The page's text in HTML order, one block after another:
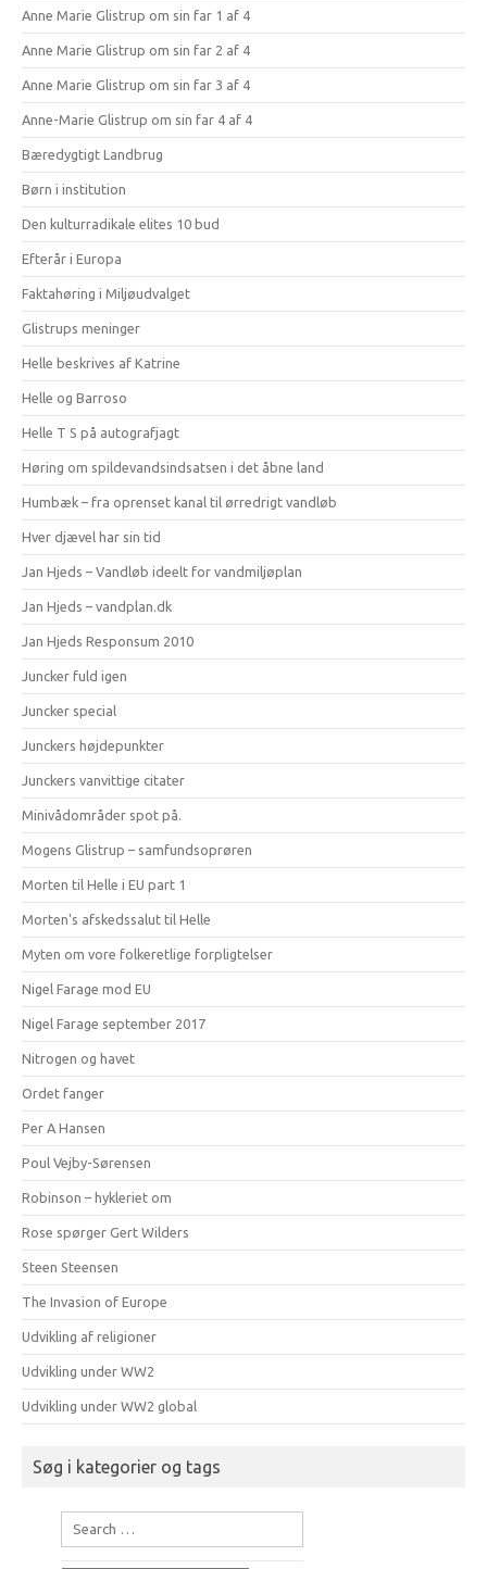
Anne Marie Glistrup om sin far 1 af 4
Anne Marie Glistrup om sin far 2 af 4
Anne Marie Glistrup om sin far 3 af 4
Anne-Marie Glistrup om sin far 4 af 4
Bæredygtigt Landbrug
Børn i institution
Den kulturradikale elites 10 bud
Efterår i Europa
Faktahøring i Miljøudvalget
Glistrups meninger
Helle beskrives af Katrine
Helle og Barroso
Helle T S på autografjagt
Høring om spildevandsindsatsen i det åbne land
Humbæk – fra oprenset kanal til ørredrigt vandløb
Hver djævel har sin tid
Jan Hjeds – Vandløb ideelt for vandmiljøplan
Jan Hjeds – vandplan.dk
Jan Hjeds Responsum 2010
Juncker fuld igen
Juncker special
Junckers højdepunkter
Junckers vanvittige citater
Minivådområder spot på.
Mogens Glistrup – samfundsoprøren
Morten til Helle i EU part 1
Morten's afskedssalut til Helle
Myten om vore folkeretlige forpligtelser
Nigel Farage mod EU
Nigel Farage september 2017
Nitrogen og havet
Ordet fanger
Per A Hansen
Poul Vejby-Sørensen
Robinson – hykleriet om
Rose spørger Gert Wilders
Steen Steensen
The Invasion of Europe
Udvikling af religioner
Udvikling under WW2
Udvikling under WW2 global
Søg i kategorier og tags